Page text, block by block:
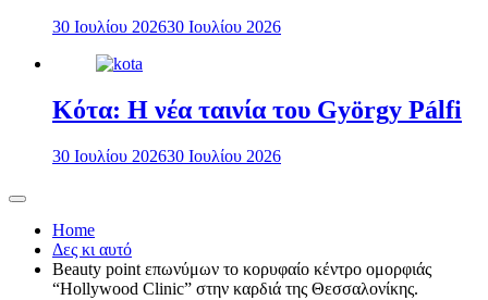
30 Ιουλίου 202630 Ιουλίου 2026
Κότα: Η νέα ταινία του György Pálfi
30 Ιουλίου 202630 Ιουλίου 2026
Home
Δες κι αυτό
Beauty point επωνύμων το κορυφαίο κέντρο ομορφιάς
“Hollywood Clinic” στην καρδιά της Θεσσαλονίκης.